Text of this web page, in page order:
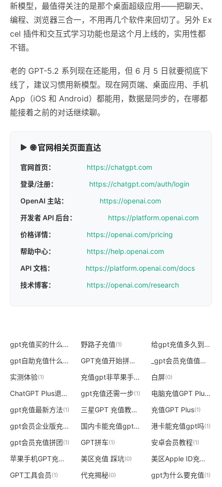
新模型，最值得关注的是那个桌面超级应用——把聊天、
编程、浏览器三合一，不用再几个软件来回切了。另外 Ex
cel 插件和交互式学习功能也是这个月上线的，实用性都
不错。
老的 GPT-5.2 系列现在还能用，但 6 月 5 日就要彻底下
线了，建议习惯用新模型。现在网页端、桌面应用、手机
App（iOS 和 Android）都能用，数据是同步的，在哪都
能接着之前的对话继续聊。
🌐 官网相关页面直达
官网首页：
https://chatgpt.com
登录/注册：
https://chatgpt.com/auth/login
OpenAI 主站：
https://openai.com
开发者 API 后台：
https://platform.openai.com
价格详情：
https://openai.com/pricing
帮助中心：
https://help.openai.com
API 文档：
https://platform.openai.com/docs
技术博客：
https://openai.com/research
gpt充值买的什么服务 (1)野路子充值(1) 给gpt充值多久到账
gpt自助充值什么套路 (1) GPT充值开始拼图卡住 (1) _gpt会员充值值吗
实测体验(1) 充值gpt非苹果手机 白屏(0)
ChatGPT Plus退款 gpt充值还需一步(1) 电脑充值GPT Plus(0)
gpt充值最新方法(1) 三星GPT 充值教程 充值GPT Plus(1)
gpt会员企业版充值 国内卡能充值gpt吗 港卡能充值gpt吗(1)
gpt会员充值拼团(1) GPT拼车(1) 安卓会员教程(1)
苹果手机GPT充值 美区充值 踩坑(0) 美区Apple ID充值
GPT工具会员 (1) 代充揭秘(0) gpt为什么要充值(1)